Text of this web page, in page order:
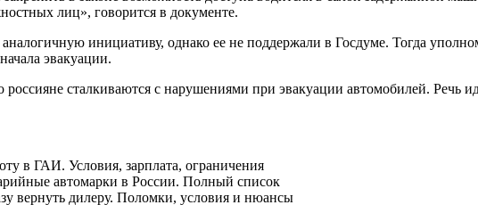
лиц», говорится в документе.
инициативу, однако ее не поддержали в Госдуме. Тогда
эвакуации.
сталкиваются с нарушениями при эвакуации автомобилей. Речь
в ГАИ. Условия, зарплата, ограничения
автомарки в России. Полный список
вернуть дилеру. Поломки, условия и нюансы